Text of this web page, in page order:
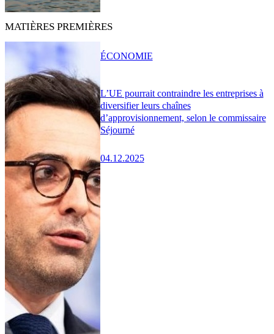
MATIÈRES PREMIÈRES
L’UE pourrait contraindre les entreprises à
diversifier leurs chaînes
d’approvisionnement, selon le commissaire
Séjourné
04.12.2025
ÉCONOMIE